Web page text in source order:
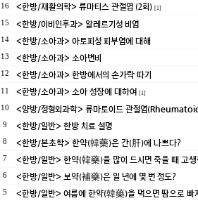
16 <한방/재활의학> 류마티스 관절염 (2회) [1]
15 <한방/이비인후과> 알레르기성 비염
14 <한방/소아과> 아토피성 피부염에 대해
13 <한방/소아과> 소아변비
12 <한방/소아과> 한방에서의 손가락 따기
11 <한방/소아과> 소아 성장에 대하여 [1]
10 <양방/정형외과학> 류마토이드 관절염
9 <한방/일반> 한방 치료 설명
8 <한방/본초학> 한약(韓藥)은 간(肝)에 나쁘다?
7 <한방/일반> 한약(韓藥)을 많이 드시면 죽을 때 고
6 <한방/일반> 보약(補藥)은 일 년에 몇 번 정도?
5 <한방/일반> 여름에 한약(韓藥)을 먹으면 땀으로 빠